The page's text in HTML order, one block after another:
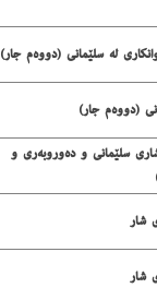
له‌ سلێمانی (دووه‌م جار)
(دووه‌م جار)
سلێمانی و ده‌وروبه‌ری و